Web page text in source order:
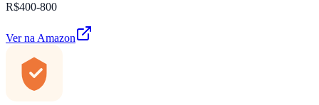
R$400-800
Ver na Amazon